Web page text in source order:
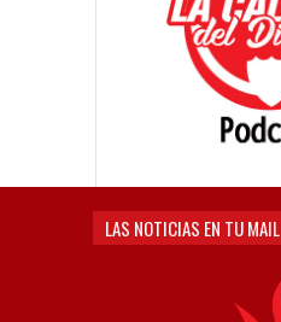
LAS NOTICIAS EN TU MAIL